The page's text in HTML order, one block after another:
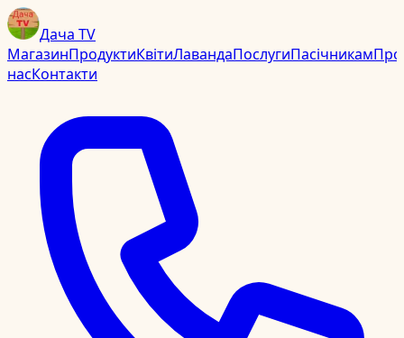
Дача TV
МагазинПродуктиКвітиЛавандаПослугиПасічникамПро
насКонтакти